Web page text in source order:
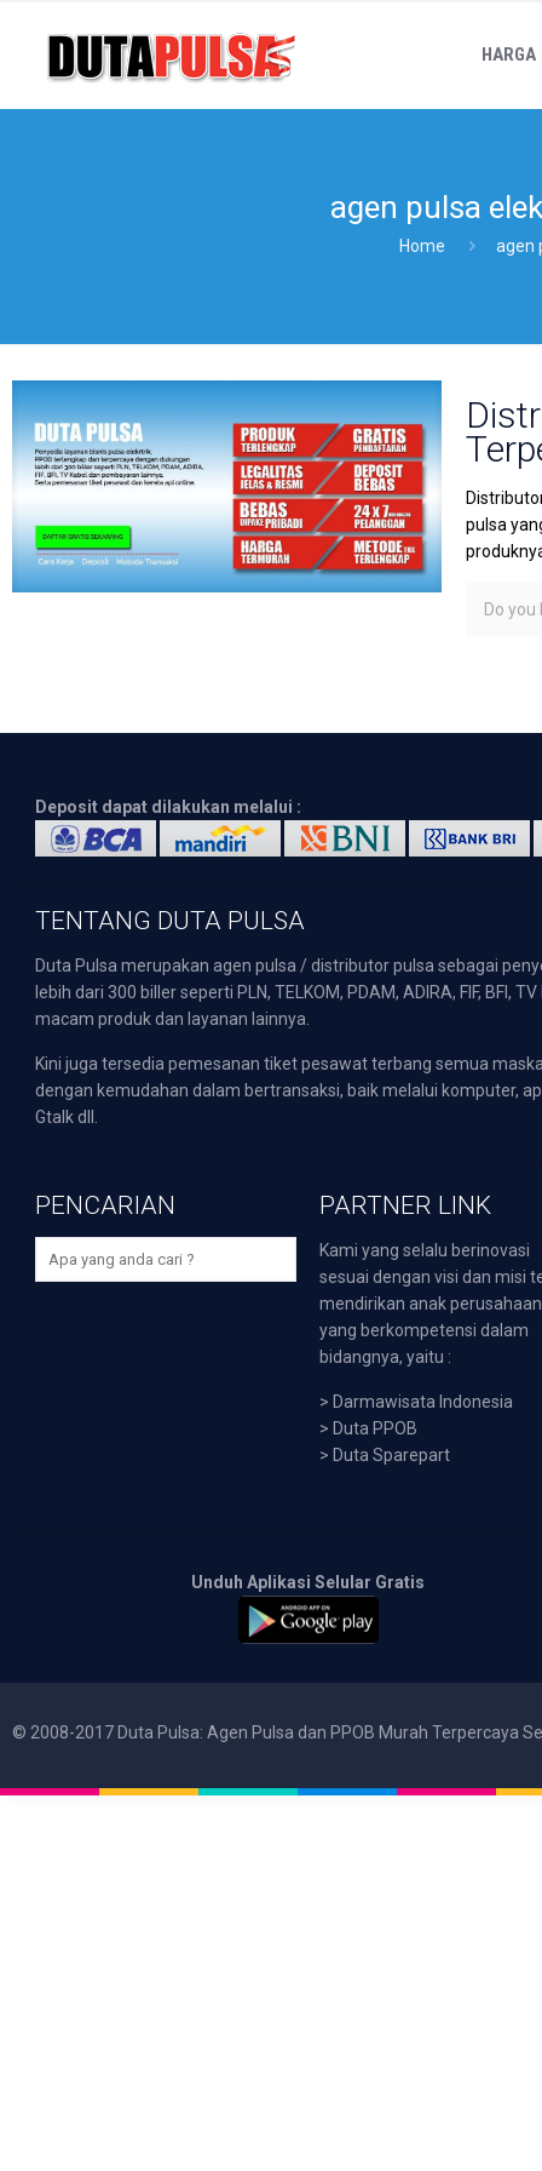
HARGA
agen pulsa
Home agen
pulsa
Do you
Deposit dapat dilakukan melalui :
TENTANG DUTA PULSA
Duta Pulsa merupakan agen pulsa / distributor pulsa sebagai
lebih dari 300 biller seperti PLN, TELKOM, PDAM, ADIRA, FIF,
macam produk dan layanan lainnya.
Kini juga tersedia pemesanan tiket pesawat terbang semua
dengan kemudahan dalam bertransaksi, baik melalui komputer,
Gtalk dll.
PENCARIAN PARTNER LINK
Kami yang selalu berinovasi
sesuai dengan visi dan misi
mendirikan anak perusahaan
yang berkompetensi dalam
bidangnya, yaitu :
> Darmawisata Indonesia
> Duta PPOB
> Duta Sparepart
Unduh Aplikasi Selular Gratis
© 2008-2017 Duta Pulsa: Agen Pulsa dan PPOB Murah Terpercaya